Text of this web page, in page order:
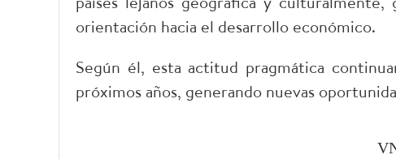
orientación hacia el desarrollo económico.
Según él, esta actitud pragmática
próximos años, generando nuevas